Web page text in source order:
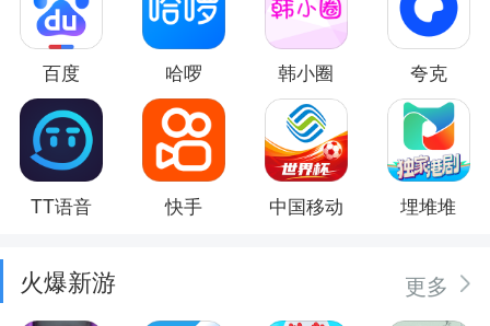
百度 哈啰 韩小圈 夸克
TT语音 快手 中国移动 埋堆堆
火爆新游 更多